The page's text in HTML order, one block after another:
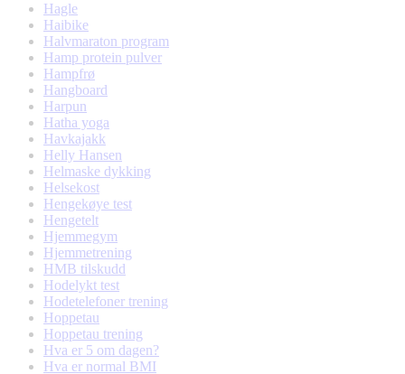
Hagle
Haibike
Halvmaraton program
Hamp protein pulver
Hampfrø
Hangboard
Harpun
Hatha yoga
Havkajakk
Helly Hansen
Helmaske dykking
Helsekost
Hengekøye test
Hengetelt
Hjemmegym
Hjemmetrening
HMB tilskudd
Hodelykt test
Hodetelefoner trening
Hoppetau
Hoppetau trening
Hva er 5 om dagen?
Hva er normal BMI